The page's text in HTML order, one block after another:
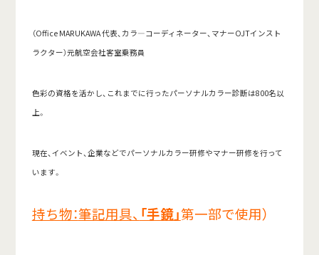
（Office MARUKAWA 代表、カラ―コーディネーター、マナーOJTインスト
ラクター）元航空会社客室乗務員
色彩の資格を活かし、これまでに行ったパーソナルカラー診断は800名以
上。
現在、イベント、企業などでパーソナルカラー研修やマナー研修を行って
います。
持ち物：筆記用具、 「手鏡」第一部で使用）